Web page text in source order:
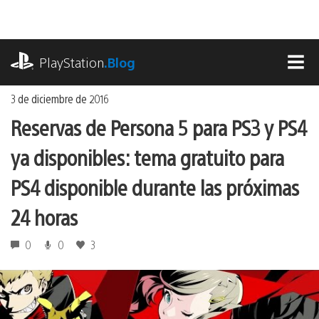
contenido
PlayStation.Blog
3 de diciembre de 2016
Reservas de Persona 5 para PS3 y PS4
ya disponibles: tema gratuito para
PS4 disponible durante las próximas
24 horas
0 0 3